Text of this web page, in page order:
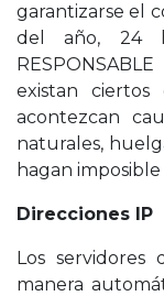
garantizarse el
del año, 24
existan
acontezcan
naturales,
hagan
Direcciones IP
Los
manera